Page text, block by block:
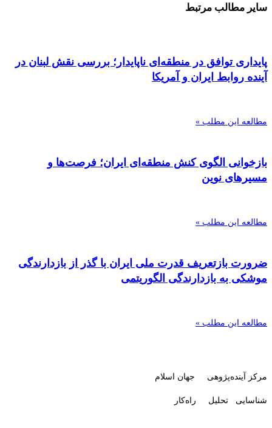
سایر مطالب مرتبط
پایداری توافق در منطقه‌ای ناپایدار؛ بررسی نقش لبنان در
آینده روابط ایران و آمریکا
مطالعه این مطلب »
بازخوانی الگوی کنش منطقه‌ای ایران؛ فرصت‌ها و
مسیرهای نوین
مطالعه این مطلب »
ضرورت بازتعریف قدرت ملی ایران با گذر از بازدارندگی
موشکی به بازدارندگی الگوریتمی
مطالعه این مطلب »
مرکز آینده‌پژوهی جهان اسلام
شناسایی تحلیل راه‌کار